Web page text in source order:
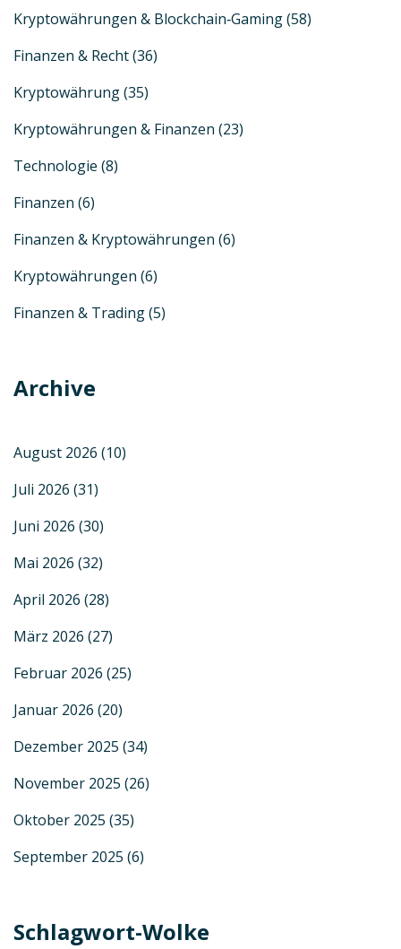
Kryptowährungen & Blockchain‑Gaming(58)
Finanzen & Recht(36)
Kryptowährung(35)
Kryptowährungen & Finanzen (23)
Technologie (8)
Finanzen (6)
Finanzen & Kryptowährungen (6)
Kryptowährungen (6)
Finanzen & Trading(5)
Archive
August 2026 (10)
Juli 2026 (31)
Juni 2026 (30)
Mai 2026 (32)
April 2026 (28)
März 2026 (27)
Februar 2026 (25)
Januar 2026 (20)
Dezember 2025 (34)
November 2025 (26)
Oktober 2025 (35)
September 2025 (6)
Schlagwort-Wolke